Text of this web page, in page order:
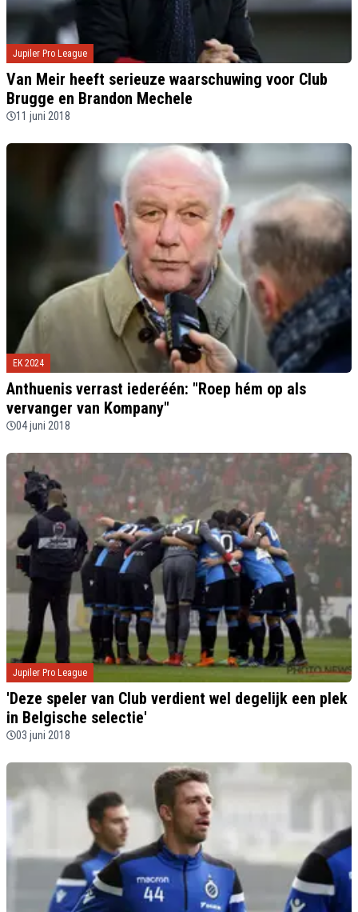
Jupiler Pro League
Van Meir heeft serieuze waarschuwing voor Club
Brugge en Brandon Mechele
11 juni 2018
EK 2024
Anthuenis verrast iederéén: "Roep hém op als
vervanger van Kompany"
04 juni 2018
Jupiler Pro League
'Deze speler van Club verdient wel degelijk een plek
in Belgische selectie'
03 juni 2018